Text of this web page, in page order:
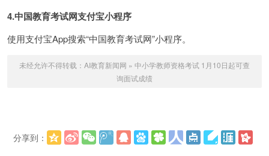
4.中国教育考试网支付宝小程序
使用支付宝App搜索“中国教育考试网”小程序。
未经允许不得转载： AI教育新闻网 » 中小学教师资格考试 1月10日起可查
询面试成绩
分享到：